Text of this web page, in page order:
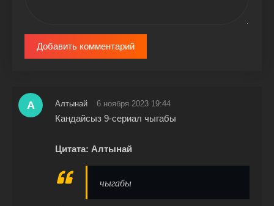
Добавить комментарий
А Алтынай 6 ноября 2023 19:44
Кандайсыз 9-сериал чыгабы
Цитата: Алтынай
чыгабы